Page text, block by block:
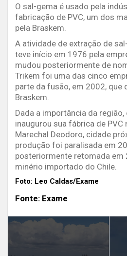
O sal-gema é usado pela
fabricação de PVC, um dos
pela Braskem.
A atividade de extração de
teve início em 1976 pela
mudou posteriormente de
Trikem foi uma das cinco
parte da fusão, em 2002, que
Braskem.
Dada a importância da
inaugurou sua fábrica de
Marechal Deodoro, cidade
produção foi paralisada em
posteriormente retomada em
minério importado do Chile.
Foto: Leo Caldas/Exame
Fonte: Exame